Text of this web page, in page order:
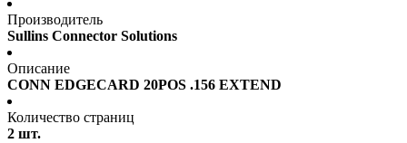
Производитель
Sullins Connector Solutions
Описание
CONN EDGECARD 20POS .156 EXTEND
Количество страниц
2 шт.